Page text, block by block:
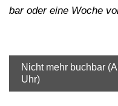
bar oder eine Woche
Nicht mehr buchbar
Uhr)